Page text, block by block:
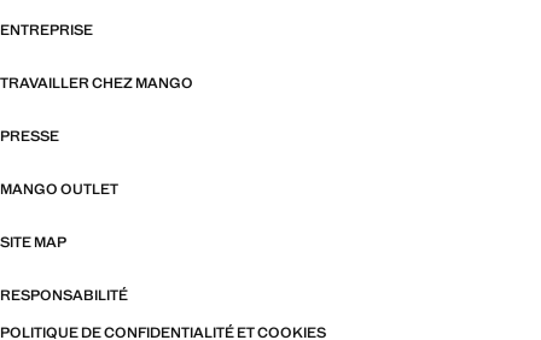
ENTREPRISE
TRAVAILLER CHEZ MANGO
PRESSE
MANGO OUTLET
SITE MAP
RESPONSABILITÉ
POLITIQUE DE CONFIDENTIALITÉ ET COOKIES